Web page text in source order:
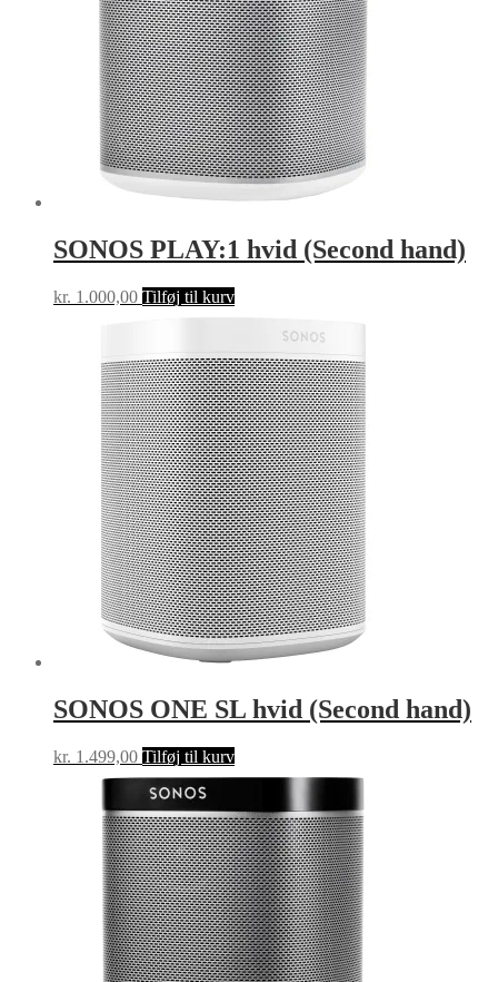
SONOS PLAY:1 hvid (Second hand)
kr. 1.000,00 Tilføj til kurv
SONOS ONE SL hvid (Second hand)
kr. 1.499,00 Tilføj til kurv